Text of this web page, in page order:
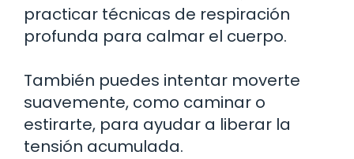
practicar técnicas de respiración
profunda para calmar el cuerpo.
También puedes intentar moverte
suavemente, como caminar o
estirarte, para ayudar a liberar la
tensión acumulada.